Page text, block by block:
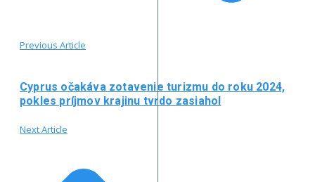
Previous Article
Cyprus očakáva zotavenie turizmu do roku 2024,
pokles príjmov krajinu tvrdo zasiahol
Next Article